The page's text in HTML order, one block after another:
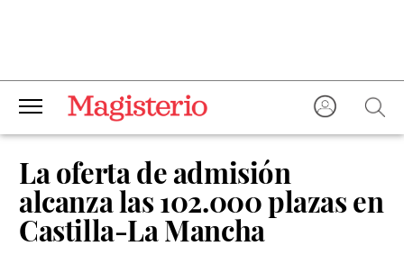
La oferta de admisión
alcanza las 102.000 plazas en
Castilla-La Mancha